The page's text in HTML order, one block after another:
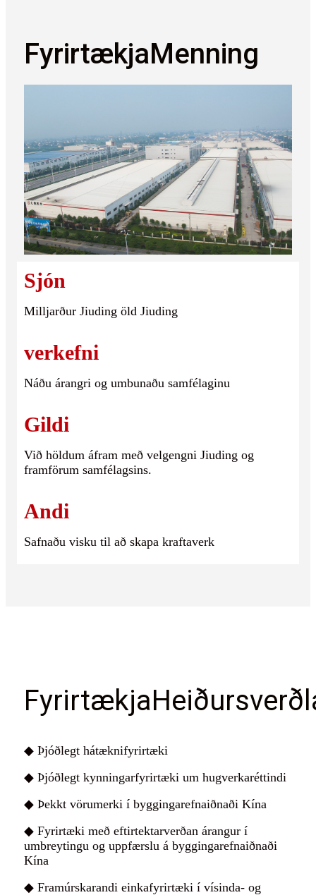
FyrirtækjaMenning
Sjón
Milljarður Jiuding öld Jiuding
verkefni
Náðu árangri og umbunaðu samfélaginu
Gildi
Við höldum áfram með velgengni Jiuding og
framförum samfélagsins.
Andi
Safnaðu visku til að skapa kraftaverk
Fyrirtækja
◆ Þjóðlegt hátæknifyrirtæki
◆ Þjóðlegt kynningarfyrirtæki um hugverkaréttindi
◆ Þekkt vörumerki í byggingarefnaiðnaði Kína
◆ Fyrirtæki með eftirtektarverðan árangur í
umbreytingu og uppfærslu á byggingarefnaiðnaði
Kína
◆ Framúrskarandi einkafyrirtæki í vísinda- og